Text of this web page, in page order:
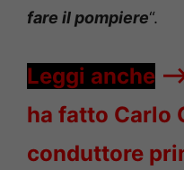
fare il pompiere“.
Leggi anche —-
ha fatto Carlo
conduttore